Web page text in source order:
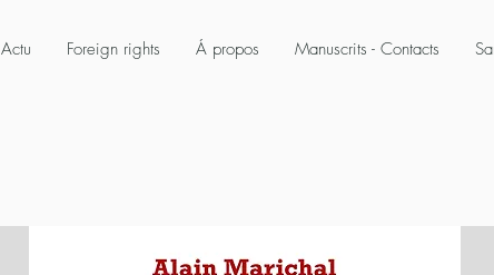
Actu Foreign rights Á propos Manuscrits - Contacts